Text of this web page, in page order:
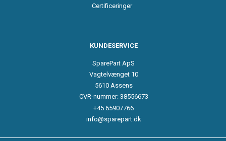
Certificeringer
KUNDESERVICE
SparePart ApS
Vagtelvænget 10
5610 Assens
CVR-nummer: 38556673
+45 65907766
info@sparepart.dk